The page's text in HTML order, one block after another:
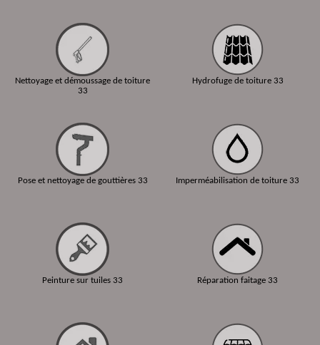
Nettoyage et démoussage de toiture
33
Pose et nettoyage de gouttières 33
Peinture sur tuiles 33
Hydrofuge de toiture 33
Imperméabilisation de toiture 33
Réparation faitage 33